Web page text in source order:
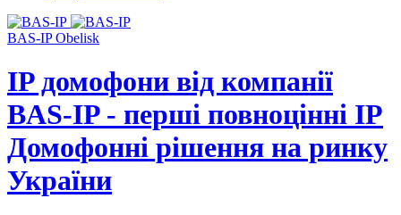
BAS-IP Obelisk
IP домофони від компанії
BAS-IP - перші повноцінні IP
Домофонні рішення на ринку
України